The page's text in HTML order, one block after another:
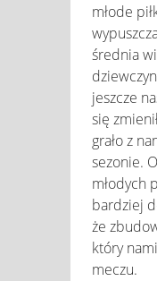
młode
średnia
jeszcze
się
grało z
sezonie.
młodych
bardziej
że
który
meczu.